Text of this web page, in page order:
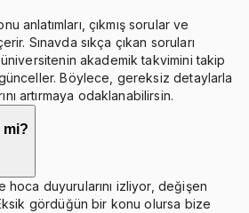
anlatımları, çıkmış sorular ve
Sınavda sıkça çıkan soruları
akademik takvimini takip
Böylece, gereksiz detaylarla
artırmaya odaklanabilirsin.
mi?
hoca duyurularını izliyor, değişen
gördüğün bir konu olursa bize